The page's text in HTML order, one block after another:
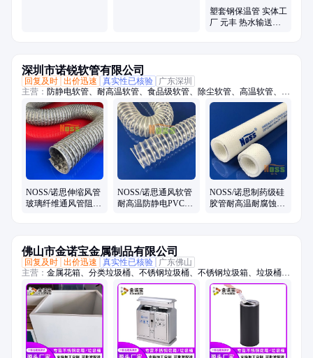
塑套钢保温管 实体工
厂 元丰 热水输送聚
深圳市诺锐软管有限公司
回复及时 出价迅速 真实性已核验
广东深圳
主营： 防静电软管、耐高温软管、食品级软管、除尘软管、高温软管、吸
尘软管、pu钢丝软管、无塑化剂软管、食品级钢丝软管、阻燃防静电软
管、通风软管、通风管、高温风管、伸缩风管、耐腐蚀风管、耐高温除尘
管、除尘管、阻燃除尘管、吸尘管、耐热风管、PTFE风管、铁氟龙风
管、洁净风管、防火风管、耐高温风管
NOSS/诺思伸缩风管
玻璃纤维通风管阻燃
NOSS/诺思通风软管
耐高温防静电PVC包
NOSS/诺思制药级硅
胶管耐高温耐腐蚀酸
佛山市金诺宝金属制品有限公司
回复及时 出价迅速 真实性已核验
广东佛山
主营： 金属花箱、分类垃圾桶、不锈钢垃圾桶、不锈钢垃圾箱、垃圾桶、
垃圾箱、户外垃圾桶、户外垃圾箱、市政垃圾桶、果皮箱、不锈钢户外垃
圾桶、不锈钢户外垃圾箱、花箱、不锈钢花箱、花箱定制、花箱批发、双
分类垃圾桶、四分类垃圾箱、304不锈钢花箱、304不锈钢垃圾桶、304花
箱、不锈钢花坛、不锈钢花槽、不锈钢花钵、不锈钢花盆